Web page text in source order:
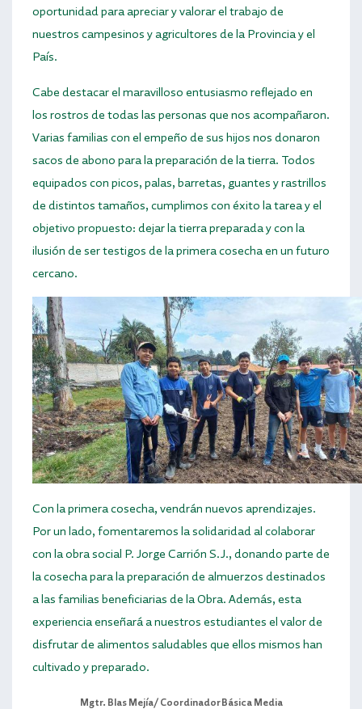
oportunidad para apreciar y valorar el trabajo de
nuestros campesinos y agricultores de la Provincia y el
País.
Cabe destacar el maravilloso entusiasmo reflejado en
los rostros de todas las personas que nos acompañaron.
Varias familias con el empeño de sus hijos nos donaron
sacos de abono para la preparación de la tierra. Todos
equipados con picos, palas, barretas, guantes y rastrillos
de distintos tamaños, cumplimos con éxito la tarea y el
objetivo propuesto: dejar la tierra preparada y con la
ilusión de ser testigos de la primera cosecha en un futuro
cercano.
Con la primera cosecha, vendrán nuevos aprendizajes.
Por un lado, fomentaremos la solidaridad al colaborar
con la obra social P. Jorge Carrión S.J., donando parte de
la cosecha para la preparación de almuerzos destinados
a las familias beneficiarias de la Obra. Además, esta
experiencia enseñará a nuestros estudiantes el valor de
disfrutar de alimentos saludables que ellos mismos han
cultivado y preparado.
Mgtr. Blas Mejía/ Coordinador Básica Media